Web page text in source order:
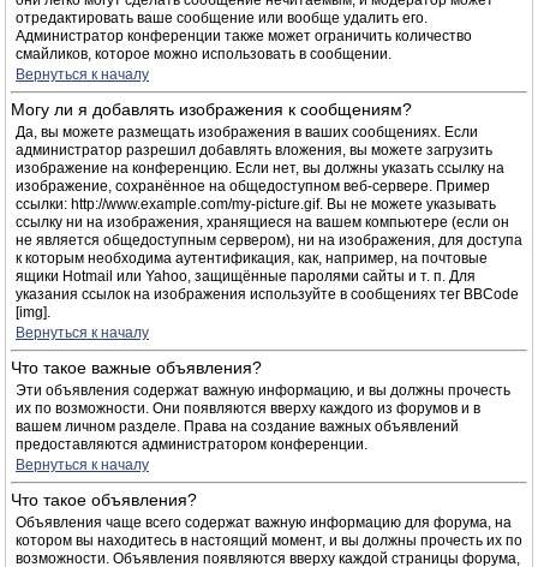
отредактировать ваше сообщение или вообще удалить его.
Администратор конференции также может ограничить количество
смайликов, которое можно использовать в сообщении.
Вернуться к началу
Могу ли я добавлять изображения к сообщениям?
Да, вы можете размещать изображения в ваших сообщениях. Если
администратор разрешил добавлять вложения, вы можете загрузить
изображение на конференцию. Если нет, вы должны указать ссылку на
изображение, сохранённое на общедоступном веб-сервере. Пример
ссылки: http://www.example.com/my-picture.gif. Вы не можете указывать
ссылку ни на изображения, хранящиеся на вашем компьютере (если он
не является общедоступным сервером), ни на изображения, для доступа
к которым необходима аутентификация, как, например, на почтовые
ящики Hotmail или Yahoo, защищённые паролями сайты и т. п. Для
указания ссылок на изображения используйте в сообщениях тег BBCode
[img].
Вернуться к началу
Что такое важные объявления?
Эти объявления содержат важную информацию, и вы должны прочесть
их по возможности. Они появляются вверху каждого из форумов и в
вашем личном разделе. Права на создание важных объявлений
предоставляются администратором конференции.
Вернуться к началу
Что такое объявления?
Объявления чаще всего содержат важную информацию для форума, на
котором вы находитесь в настоящий момент, и вы должны прочесть их по
возможности. Объявления появляются вверху каждой страницы форума,